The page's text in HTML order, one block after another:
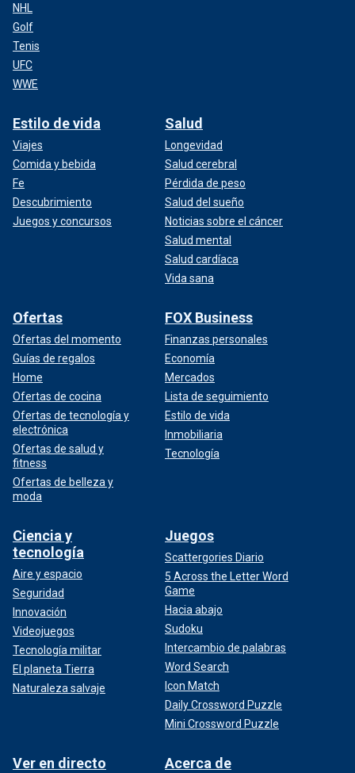
NHL
Golf
Tenis
UFC
WWE
Estilo de vida
Viajes
Comida y bebida
Fe
Descubrimiento
Juegos y concursos
Salud
Longevidad
Salud cerebral
Pérdida de peso
Salud del sueño
Noticias sobre el cáncer
Salud mental
Salud cardíaca
Vida sana
Ofertas
Ofertas del momento
Guías de regalos
Home
Ofertas de cocina
Ofertas de tecnología y
electrónica
Ofertas de salud y
fitness
Ofertas de belleza y
moda
FOX Business
Finanzas personales
Economía
Mercados
Lista de seguimiento
Estilo de vida
Inmobiliaria
Tecnología
Ciencia y
tecnología
Aire y espacio
Seguridad
Innovación
Videojuegos
Tecnología militar
El planeta Tierra
Naturaleza salvaje
Juegos
Scattergories Diario
5 Across the Letter Word
Game
Hacia abajo
Sudoku
Intercambio de palabras
Word Search
Icon Match
Daily Crossword Puzzle
Mini Crossword Puzzle
Ver en directo Acerca de